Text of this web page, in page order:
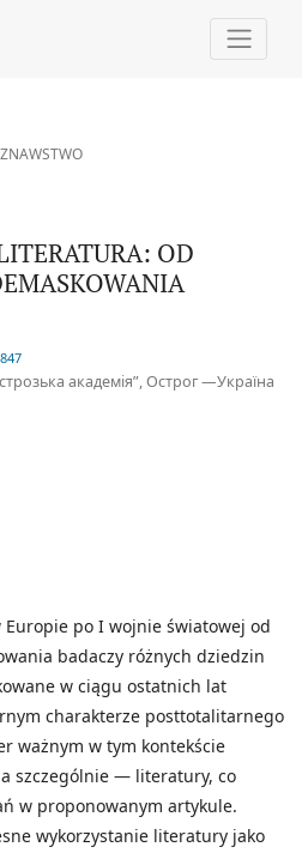
OD
академія”, Острог —Україна
po I wojnie światowej od
badaczy różnych dziedzin
w ciągu ostatnich lat
charakterze posttotalitarnego
ważnym w tym kontekście
szczególnie — literatury, co
w proponowanym artykule.
wykorzystanie literatury jako